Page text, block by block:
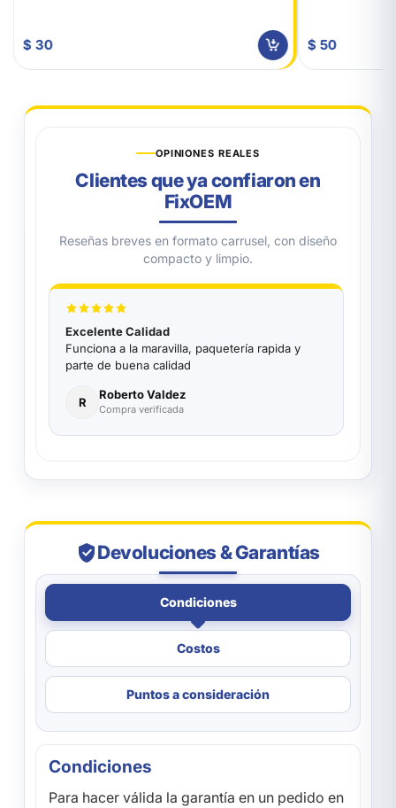
$ 30 $ 50
OPINIONES REALES
Clientes que ya confiaron en
FixOEM
Reseñas breves en formato carrusel, con diseño
compacto y limpio.
Excelente Calidad
Funciona a la maravilla, paquetería rapida y
parte de buena calidad
R
Roberto Valdez
Compra verificada
Devoluciones & Garantías
Condiciones
Costos
Puntos a consideración
Condiciones
Para hacer válida la garantía en un pedido en